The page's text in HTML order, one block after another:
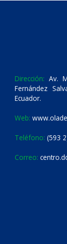
Dirección: Av.
Fernández
Ecuador.
Web:
Teléfono: (593
Correo: